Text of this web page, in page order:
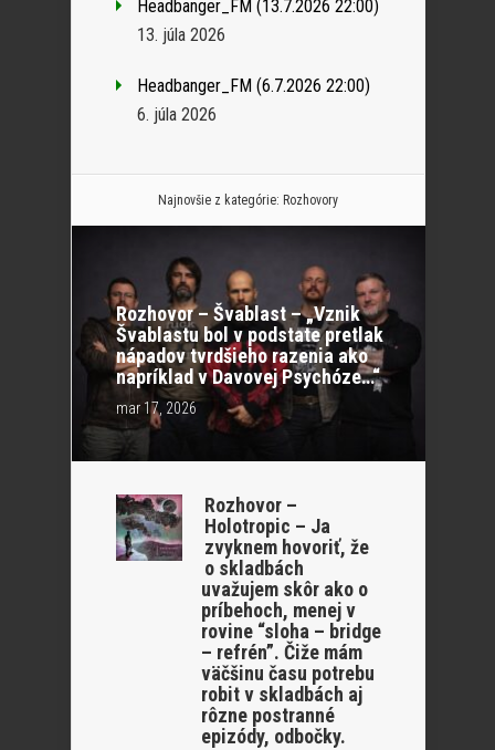
Headbanger_FM (13.7.2026 22:00)
13. júla 2026
Headbanger_FM (6.7.2026 22:00)
6. júla 2026
Najnovšie z kategórie: Rozhovory
Rozhovor – Švablast – „Vznik
Švablastu bol v podstate pretlak
nápadov tvrdšieho razenia ako
napríklad v Davovej Psychóze…“
mar 17, 2026
Rozhovor –
Holotropic – Ja
zvyknem hovoriť, že
o skladbách
uvažujem skôr ako o
príbehoch, menej v
rovine “sloha – bridge
– refrén”. Čiže mám
väčšinu času potrebu
robit v skladbách aj
rôzne postranné
epizódy, odbočky.